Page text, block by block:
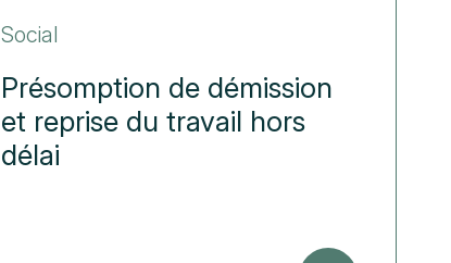
Social
Présomption de démission
et reprise du travail hors
délai